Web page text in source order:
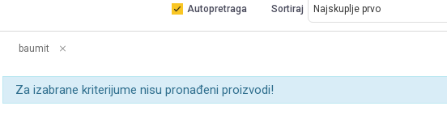
Autopretraga Sortiraj
baumit
Za izabrane kriterijume nisu pronađeni proizvodi!